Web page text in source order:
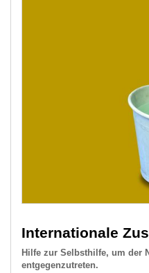
Internationale
Hilfe zur Selbsthilfe, um der
entgegenzutreten.